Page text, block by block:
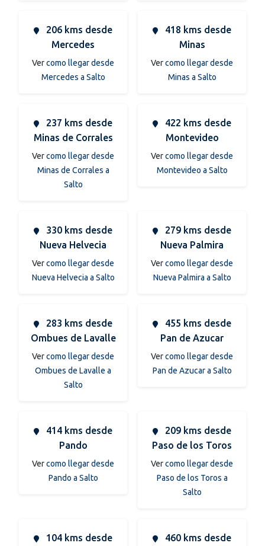
206 kms desde
Mercedes
Vercomo llegar desde
Mercedes a Salto
418 kms desde
Minas
Vercomo llegar desde
Minas a Salto
237 kms desde
Minas de Corrales
Vercomo llegar desde
Minas de Corrales a
Salto
422 kms desde
Montevideo
Vercomo llegar desde
Montevideo a Salto
330 kms desde
Nueva Helvecia
Vercomo llegar desde
Nueva Helvecia a Salto
279 kms desde
Nueva Palmira
Vercomo llegar desde
Nueva Palmira a Salto
283 kms desde
Ombues de Lavalle
Vercomo llegar desde
Ombues de Lavalle a
Salto
455 kms desde
Pan de Azucar
Vercomo llegar desde
Pan de Azucar a Salto
414 kms desde
Pando
Vercomo llegar desde
Pando a Salto
209 kms desde
Paso de los Toros
Vercomo llegar desde
Paso de los Toros a
Salto
104 kms desde 460 kms desde